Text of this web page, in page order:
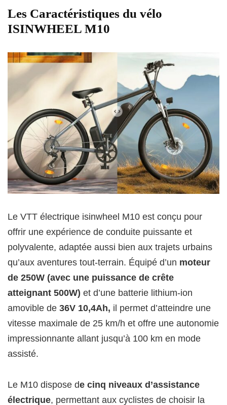
Les Caractéristiques du vélo
ISINWHEEL M10
Le VTT électrique isinwheel M10 est conçu pour
offrir une expérience de conduite puissante et
polyvalente, adaptée aussi bien aux trajets urbains
qu’aux aventures tout-terrain. Équipé d’un moteur
de 250W (avec une puissance de crête
atteignant 500W) et d’une batterie lithium-ion
amovible de 36V 10,4Ah, il permet d’atteindre une
vitesse maximale de 25 km/h et offre une autonomie
impressionnante allant jusqu’à 100 km en mode
assisté.
Le M10 dispose de cinq niveaux d’assistance
électrique, permettant aux cyclistes de choisir la